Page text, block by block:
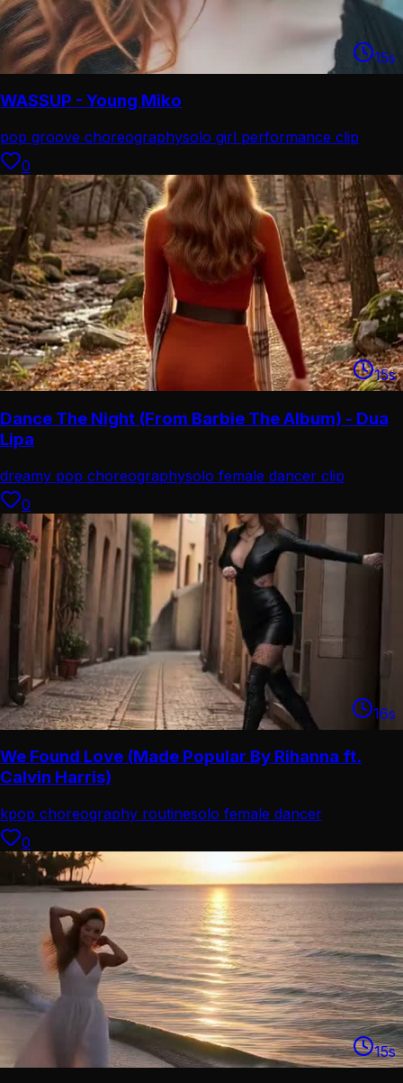
15s
WASSUP - Young Miko
pop groove choreographysolo girl performance clip
0
15s
Dance The Night (From Barbie The Album) - Dua
Lipa
dreamy pop choreographysolo female dancer clip
0
16s
We Found Love (Made Popular By Rihanna ft.
Calvin Harris)
kpop choreography routinesolo female dancer
performance
0
15s